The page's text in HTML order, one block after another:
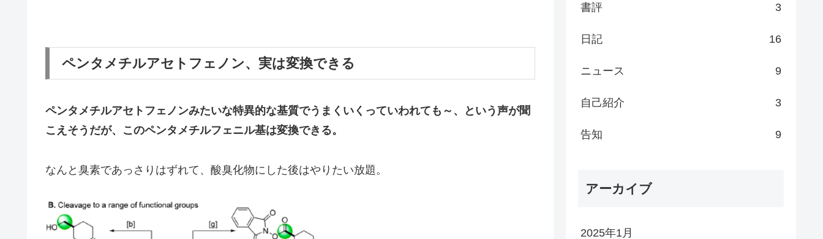
ペンタメチルアセトフェノン、実は変換できる
ペンタメチルアセトフェノンみたいな特異的な基質でうまくいくっていわれても～、という声が聞
こえそうだが、このペンタメチルフェニル基は変換できる。
なんと臭素であっさりはずれて、酸臭化物にした後はやりたい放題。
書評 3
日記 16
ニュース 9
自己紹介 3
告知 9
アーカイブ
2025年1月